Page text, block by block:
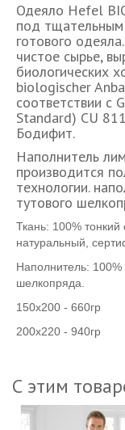
Одеяло Hefel
под
готового
чистое сырье,
биологических
biologischer
соответствии с
Standard) CU
Бодифит.
Наполнитель
производится
технологии.
тутового
Ткань: 100% тонкий
натуральный,
Наполнитель: 100%
шелкопряда.
150х200 - 660гр
200х220 - 940гр
С этим